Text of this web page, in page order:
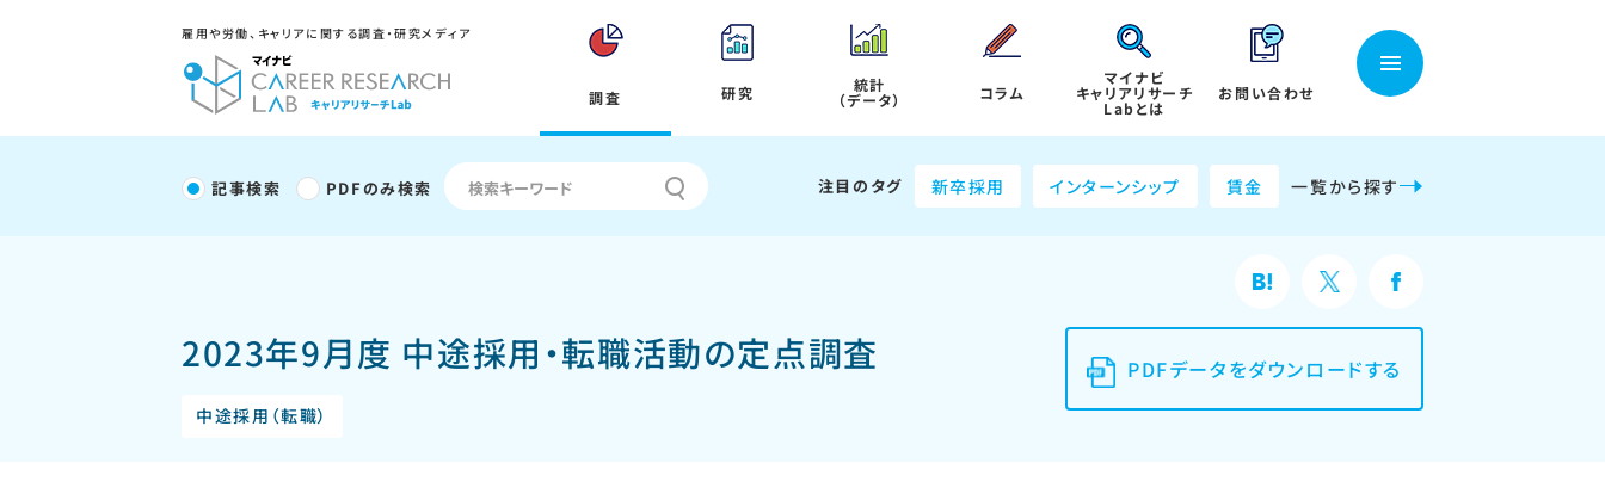
雇用や労働、キャリアに関する調査・研究メディア
調査 研究 統計
（データ） コラム
マイナビ
キャリアリサーチ
Labとは
お問い合わせ
記事検索 PDFのみ検索 注目のタグ 新卒採用 インターンシップ 賃金 一覧から探す
2023年9月度 中途採用・転職活動の定点調査
中途採用（転職）
PDFデータをダウンロードする